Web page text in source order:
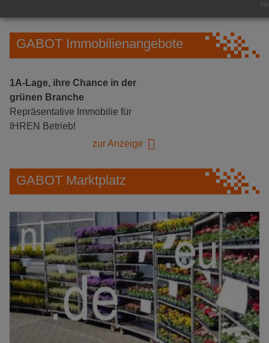
GABOT Immobilienangebote
1A-Lage, ihre Chance in der
grünen Branche
Repräsentative Immobilie für
IHREN Betrieb!
zur Anzeige
GABOT Marktplatz